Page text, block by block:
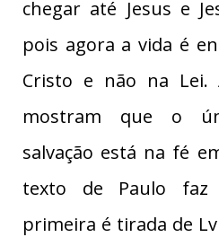
chegar até Jesus e
pois agora a vida é
Cristo e não na Lei.
mostram que o
salvação está na fé
texto de Paulo faz
primeira é tirada de